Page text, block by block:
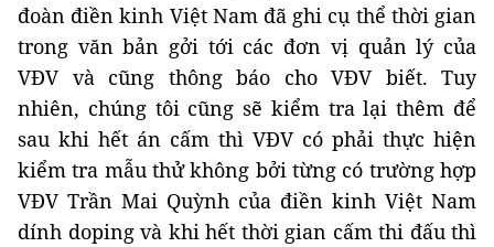
đoàn điền kinh Việt Nam đã ghi cụ thể thời gian
trong văn bản gởi tới các đơn vị quản lý của
VĐV và cũng thông báo cho VĐV biết. Tuy
nhiên, chúng tôi cũng sẽ kiểm tra lại thêm để
sau khi hết án cấm thì VĐV có phải thực hiện
kiểm tra mẫu thử không bởi từng có trường hợp
VĐV Trần Mai Quỳnh của điền kinh Việt Nam
dính doping và khi hết thời gian cấm thi đấu thì